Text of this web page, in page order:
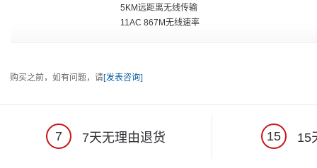
5 KM远距离无线传输
11AC 867M无线速率
购买之前，如有问题，请[发表咨询]
7 7天无理由退货 15 15